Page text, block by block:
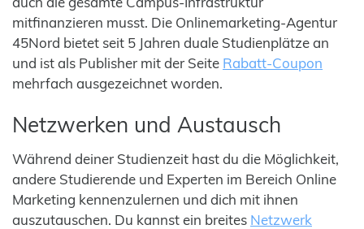
mitfinanzieren musst. Die Onlinemarketing-Agentur
45Nord bietet seit 5 Jahren duale Studienplätze an
und ist als Publisher mit der Seite Rabatt-Coupon
mehrfach ausgezeichnet worden.
Netzwerken und Austausch
Während deiner Studienzeit hast du die Möglichkeit,
andere Studierende und Experten im Bereich Online
Marketing kennenzulernen und dich mit ihnen
auszutauschen. Du kannst ein breites Netzwerk